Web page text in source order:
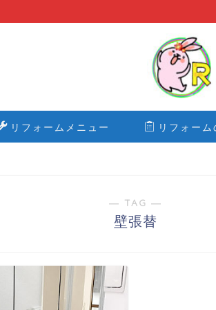
リフォームメニュー リフォーム
― TAG ―
壁張替